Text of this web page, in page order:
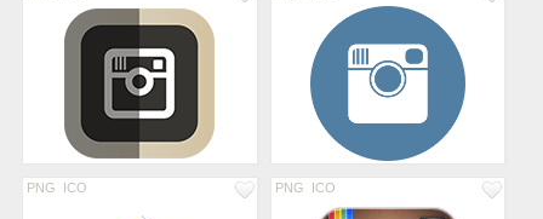
PNG ICO PNG ICO